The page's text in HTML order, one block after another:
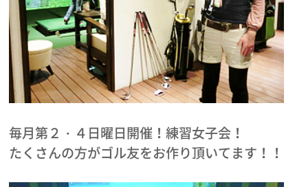
毎月第２・４日曜日開催！練習女子会！
たくさんの方がゴル友をお作り頂いてます！！